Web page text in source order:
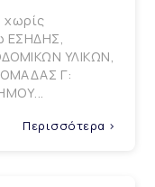
χωρίς
ΕΣΗΔΗΣ,
ΥΛΙΚΩΝ,
Γ:
Περισσότερα >